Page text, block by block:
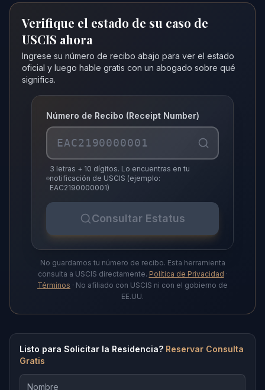
Verifique el estado de su caso de
USCIS ahora
Ingrese su número de recibo abajo para ver el estado
oficial y luego hable gratis con un abogado sobre qué
significa.
Número de Recibo (Receipt Number)
3 letras + 10 dígitos. Lo encuentras en tu
notificación de USCIS (ejemplo:
EAC2190000001)
Consultar Estatus
No guardamos tu número de recibo. Esta herramienta
consulta a USCIS directamente. Política de Privacidad ·
Términos · No afiliado con USCIS ni con el gobierno de
EE.UU.
Listo para Solicitar la Residencia? Reservar Consulta
Gratis